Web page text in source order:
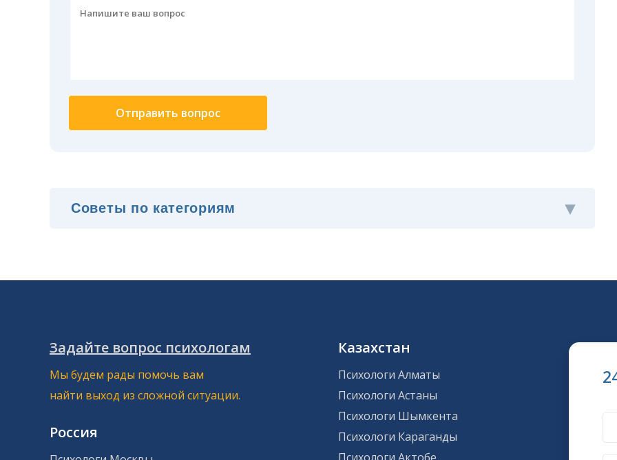
Задайте вопрос психологам
Мы будем рады помочь вам
найти выход из сложной ситуации.
Россия
Казахстан
Психологи Алматы
Психологи Астаны
Психологи Шымкента
Психологи Караганды